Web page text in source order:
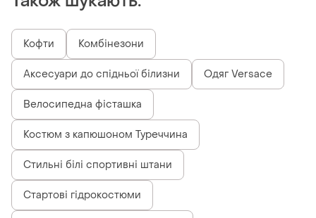
Також шукають: